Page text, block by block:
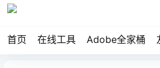
首页 在线工具 Adobe全家桶